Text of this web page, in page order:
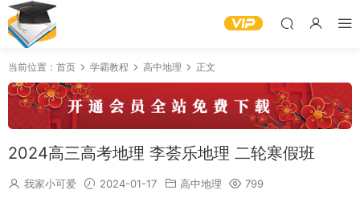
当前位置： 首页 学霸教程 高中地理 正文
2024高三高考地理 李荟乐地理 二轮寒假班
我家小可爱 2024-01-17 高中地理 799